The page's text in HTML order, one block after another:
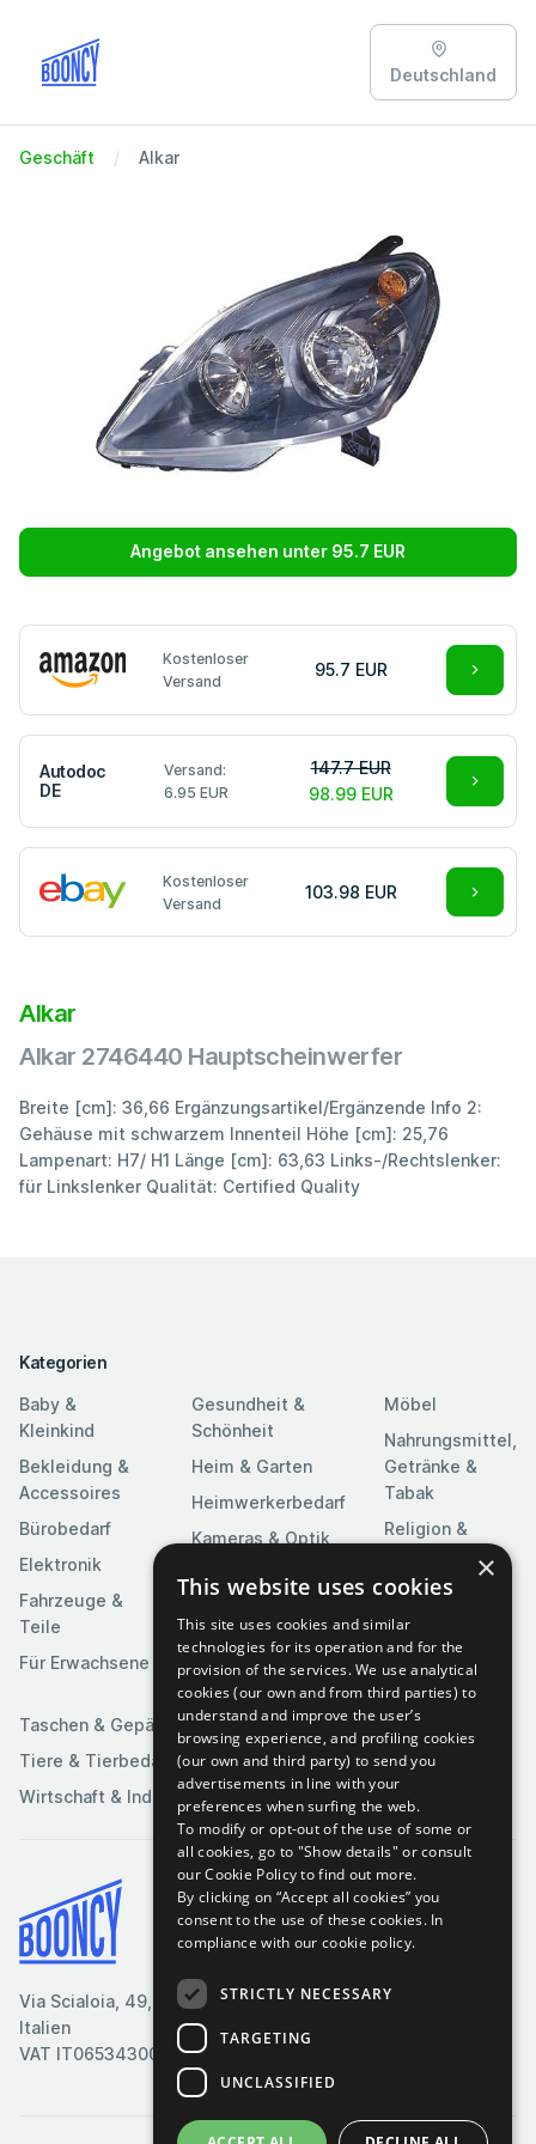
Deutschland
Geschäft Alkar
Angebot ansehen unter 95.7 EUR
Kostenloser
Versand
95.7 EUR
Autodoc
DE
Versand:
6.95 EUR
147.7 EUR
98.99 EUR
Kostenloser
Versand
103.98 EUR
Alkar
Alkar 2746440 Hauptscheinwerfer
Breite [cm]: 36,66 Ergänzungsartikel/Ergänzende Info 2:
Gehäuse mit schwarzem Innenteil Höhe [cm]: 25,76
Lampenart: H7/ H1 Länge [cm]: 63,63 Links-/Rechtslenker:
für Linkslenker Qualität: Certified Quality
Kategorien
Baby &
Kleinkind
Bekleidung &
Accessoires
Bürobedarf
Elektronik
Fahrzeuge &
Teile
Für Erwachsene
Gesundheit &
Schönheit
Heim & Garten
Heimwerkerbedarf
Kameras & Optik
Kunst &
Unterhaltung
Medien
Möbel
Nahrungsmittel,
Getränke &
Tabak
Religion &
Feierlichkeiten
Software
Spielzeuge &
Spiele
Sportartikel
Taschen & Gepäck
Tiere & Tierbedarf
Wirtschaft & Industrie
Via Scialoia, 49, Florenz,
Italien
VAT IT06534300485
Bedingungen & Konditionen
Cookie-Richtlinie
Datenschutzrichtlinie
×
This website uses cookies
This site uses cookies and similar
technologies for its operation and for the
provision of the services. We use analytical
cookies (our own and from third parties) to
understand and improve the user’s
browsing experience, and profiling cookies
(our own and third party) to send you
advertisements in line with your
preferences when surfing the web.
To modify or opt-out of the use of some or
all cookies, go to "Show details" or consult
our Cookie Policy to find out more.
By clicking on “Accept all cookies” you
consent to the use of these cookies. In
compliance with our cookie policy.
STRICTLY NECESSARY
TARGETING
UNCLASSIFIED